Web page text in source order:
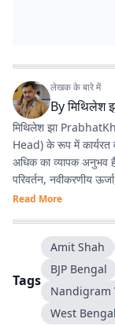
लेखक के बारे में
Byमिथिलेश
मिथिलेश झा
Head) के रूप में कार्यरत
अधिक का व्यापक अनुभव है.
परिवर्तन, नवीकरणीय
जिससे वे क्षेत्रीय
न्यूज कवर करते हैं.
वर्तमान में बंगाल विधानसभा
विशेषज्ञता : उनकी
झारखंड और छत्तीसगढ़
Read More
Tags
Amit Shah
BJP Bengal
Nandigram
West